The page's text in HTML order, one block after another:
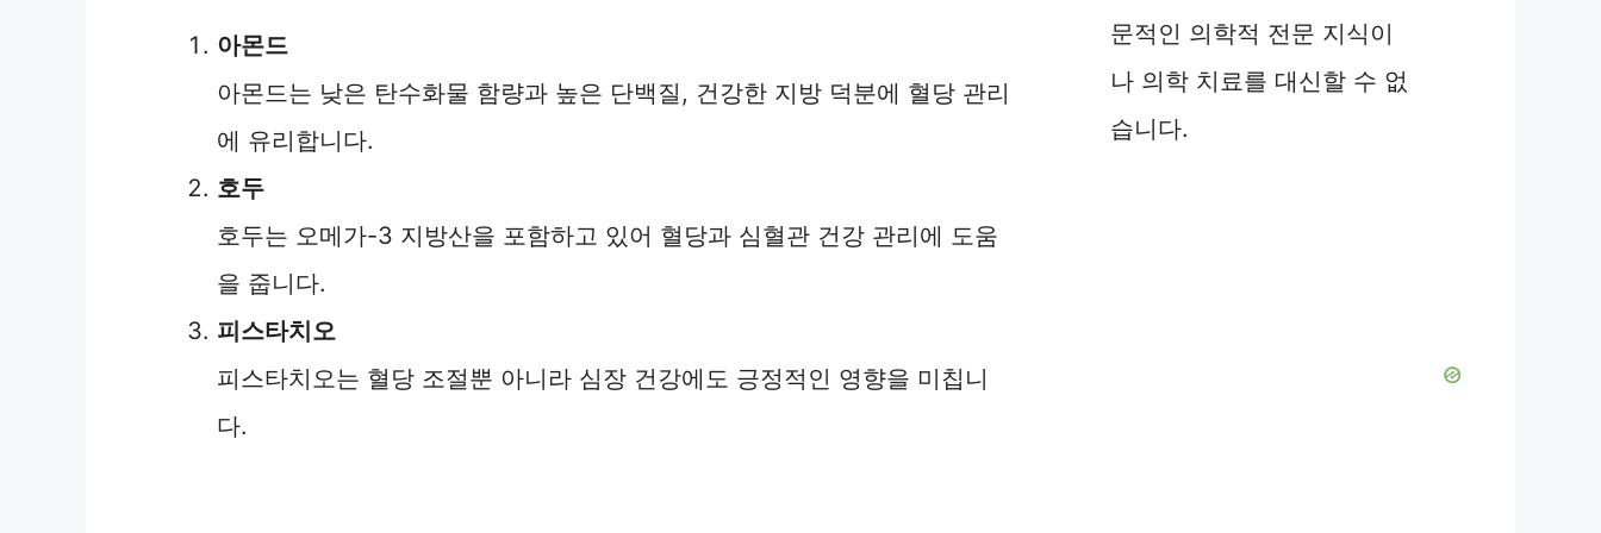
아몬드
아몬드는 낮은 탄수화물 함량과 높은 단백질, 건강한 지방 덕분에 혈당 관리
에 유리합니다.
호두
호두는 오메가-3 지방산을 포함하고 있어 혈당과 심혈관 건강 관리에 도움
을 줍니다.
피스타치오
피스타치오는 혈당 조절뿐 아니라 심장 건강에도 긍정적인 영향을 미칩니
다.
문적인 의학적 전문 지식이
나 의학 치료를 대신할 수 없
습니다.